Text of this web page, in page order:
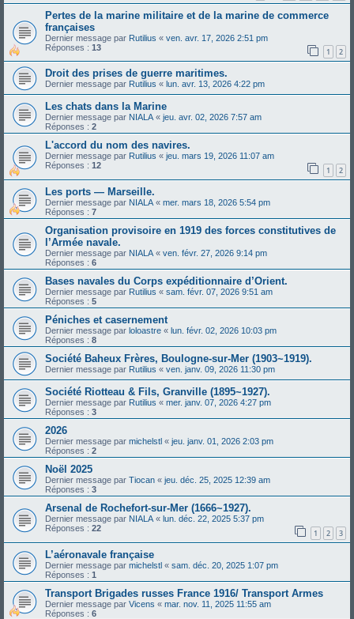
Pertes de la marine militaire et de la marine de commerce
françaises
Dernier message par Rutilius « ven. avr. 17, 2026 2:51 pm
Réponses : 13 1 2
Droit des prises de guerre maritimes.
Dernier message par Rutilius « lun. avr. 13, 2026 4:22 pm
Les chats dans la Marine
Dernier message par NIALA « jeu. avr. 02, 2026 7:57 am
Réponses : 2
L'accord du nom des navires.
Dernier message par Rutilius « jeu. mars 19, 2026 11:07 am
Réponses : 12 1 2
Les ports — Marseille.
Dernier message par NIALA « mer. mars 18, 2026 5:54 pm
Réponses : 7
Organisation provisoire en 1919 des forces constitutives de
l’Armée navale.
Dernier message par NIALA « ven. févr. 27, 2026 9:14 pm
Réponses : 6
Bases navales du Corps expéditionnaire d’Orient.
Dernier message par Rutilius « sam. févr. 07, 2026 9:51 am
Réponses : 5
Péniches et casernement
Dernier message par loloastre « lun. févr. 02, 2026 10:03 pm
Réponses : 8
Société Baheux Frères, Boulogne-sur-Mer (1903~1919).
Dernier message par Rutilius « ven. janv. 09, 2026 11:30 pm
Société Riotteau & Fils, Granville (1895~1927).
Dernier message par Rutilius « mer. janv. 07, 2026 4:27 pm
Réponses : 3
2026
Dernier message par michelstl « jeu. janv. 01, 2026 2:03 pm
Réponses : 2
Noël 2025
Dernier message par Tiocan « jeu. déc. 25, 2025 12:39 am
Réponses : 3
Arsenal de Rochefort-sur-Mer (1666~1927).
Dernier message par NIALA « lun. déc. 22, 2025 5:37 pm
Réponses : 22 1 2 3
L’aéronavale française
Dernier message par michelstl « sam. déc. 20, 2025 1:07 pm
Réponses : 1
Transport Brigades russes France 1916/ Transport Armes
Dernier message par Vicens « mar. nov. 11, 2025 11:55 am
Réponses : 6